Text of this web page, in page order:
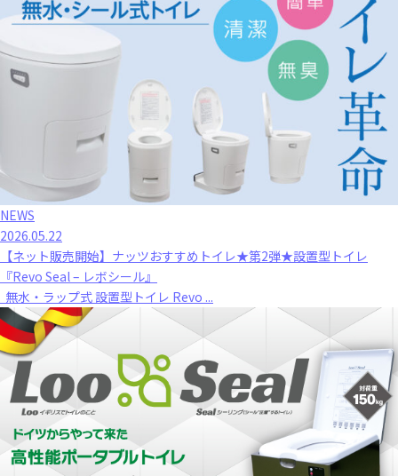
NEWS
2026.05.22
【ネット販売開始】ナッツおすすめトイレ★第2弾★設置型トイレ
『Revo Seal – レボシール』
無水・ラップ式 設置型トイレ Revo ...